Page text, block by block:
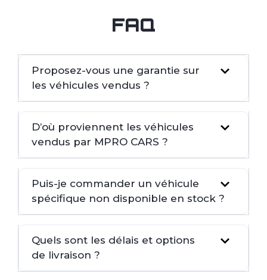
FAQ
Proposez-vous une garantie sur
les véhicules vendus ?
D’où proviennent les véhicules
vendus par MPRO CARS ?
Puis-je commander un véhicule
spécifique non disponible en stock ?
Quels sont les délais et options
de livraison ?